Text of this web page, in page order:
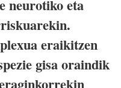
neurotiko eta
eraikitzen
gisa oraindik